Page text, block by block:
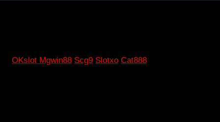
OKslot Mgwin88 Scg9 Slotxo Cat888